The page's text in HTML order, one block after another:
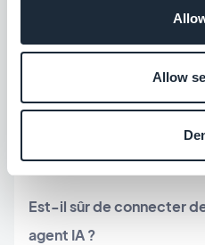
Allow
Oui. Chaque app
d'accès MCP, que l'on
office. Ajoutez plusieurs
unique assistant IA et il
portefeuille — chacune
Est-il sûr de connecter
agent IA ?